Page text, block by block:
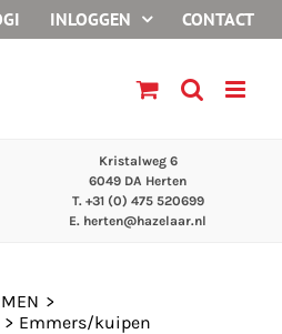
INLOGGEN CONTACT
Kristalweg 6
6049 DA Herten
T. +31 (0) 475 520699
E. herten@hazelaar.nl
Emmers/kuipen